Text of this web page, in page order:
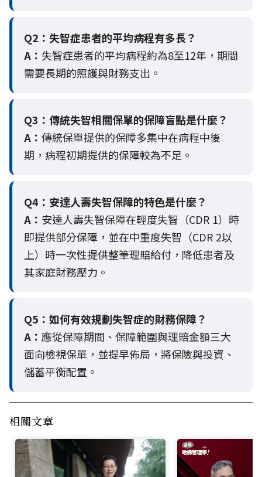
Q2： 失智症患者的平均病程有多長？
A： 失智症患者的平均病程約為8至12年，期間
需要長期的照護與財務支出。
Q3： 傳統失智相關保單的保障盲點是什麼？
A： 傳統保單提供的保障多集中在病程中後
期，病程初期提供的保障較為不足。
Q4： 安達人壽失智保障的特色是什麼？
A： 安達人壽失智保障在輕度失智（CDR 1）時
即提供部分保障，並在中重度失智（CDR 2以
上）時一次性提供整筆理賠給付，降低患者及
其家庭財務壓力。
Q5： 如何有效規劃失智症的財務保障？
A： 應從保障期間、保障範圍與理賠金額三大
面向檢視保單，並提早佈局，將保險與投資、
儲蓄平衡配置。
相關文章